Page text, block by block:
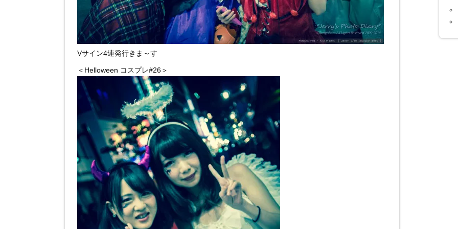
Vサイン4連発行きま～す
＜Helloween コスプレ#26＞